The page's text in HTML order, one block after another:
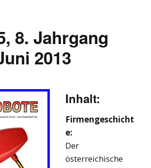
8. Jahrgang
2013
Inhalt:
Firmengeschicht
e:
Der
österreichische